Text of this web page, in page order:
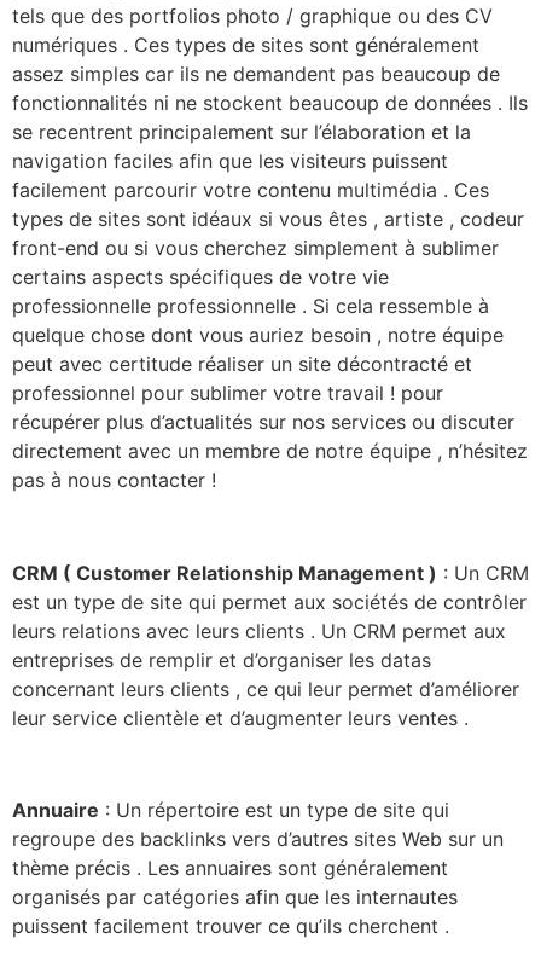
tels que des portfolios photo / graphique ou des CV
numériques . Ces types de sites sont généralement
assez simples car ils ne demandent pas beaucoup de
fonctionnalités ni ne stockent beaucoup de données . Ils
se recentrent principalement sur l’élaboration et la
navigation faciles afin que les visiteurs puissent
facilement parcourir votre contenu multimédia . Ces
types de sites sont idéaux si vous êtes , artiste , codeur
front-end ou si vous cherchez simplement à sublimer
certains aspects spécifiques de votre vie
professionnelle professionnelle . Si cela ressemble à
quelque chose dont vous auriez besoin , notre équipe
peut avec certitude réaliser un site décontracté et
professionnel pour sublimer votre travail ! pour
récupérer plus d’actualités sur nos services ou discuter
directement avec un membre de notre équipe , n’hésitez
pas à nous contacter !
CRM ( Customer Relationship Management ) : Un CRM
est un type de site qui permet aux sociétés de contrôler
leurs relations avec leurs clients . Un CRM permet aux
entreprises de remplir et d’organiser les datas
concernant leurs clients , ce qui leur permet d’améliorer
leur service clientèle et d’augmenter leurs ventes .
Annuaire : Un répertoire est un type de site qui
regroupe des backlinks vers d’autres sites Web sur un
thème précis . Les annuaires sont généralement
organisés par catégories afin que les internautes
puissent facilement trouver ce qu’ils cherchent .